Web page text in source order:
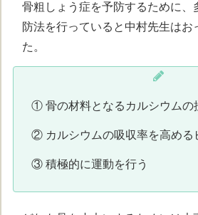
骨粗しょう症を予防するために、
防法を行っていると中村先生はお
た。
① 骨の材料となるカルシウムの
② カルシウムの吸収率を高める
③ 積極的に運動を行う